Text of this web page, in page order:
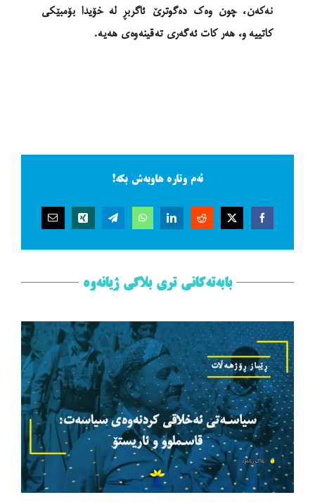
نەکەن، چون وەک دەگوترێ ئاگربڕ لە خۆیدا بۆمبێکی
کاتییە و، هەر کات ئەگەری تەقینەوەی هەیە.
ئەم وتارە هاوبەش بکە!
بابەتەکانی تری بلاگی ژیانەوە